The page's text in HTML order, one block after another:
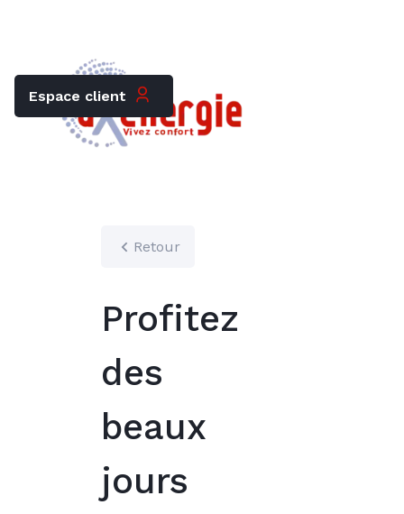
Espace client
Retour
Profitez
des
beaux
jours